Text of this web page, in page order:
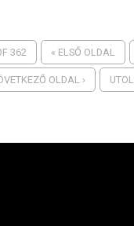
362 « ELSŐ OLDAL
OLDAL ›